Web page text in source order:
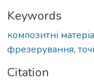
Keywords
композитні
фрезерування,
Citation